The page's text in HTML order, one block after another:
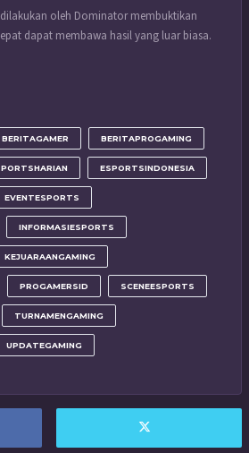
oleh Dominator membuktikan
dapat membawa hasil yang luar biasa.
BERITAGAMER BERITAPROGAMING
ESPORTSINDONESIA
EVENTESPORTS
INFORMASIESPORTS
KEJUARAANGAMING
PROGAMERSID SCENEESPORTS
TURNAMENGAMING
UPDATEGAMING